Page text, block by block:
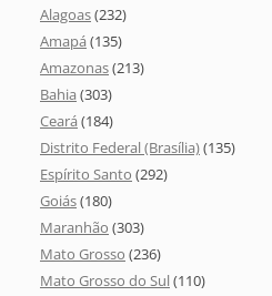
Alagoas(232)
Amapá (135)
Amazonas(213)
Bahia (303)
Ceará (184)
Distrito Federal (Brasília)(135)
Espírito Santo (292)
Goiás(180)
Maranhão (303)
Mato Grosso (236)
Mato Grosso do Sul(110)